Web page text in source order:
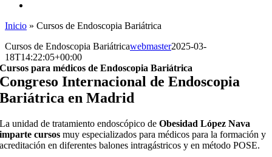
Inicio » Cursos de Endoscopia Bariátrica
Cursos de Endoscopia Bariátricawebmaster2025-03-
18T14:22:05+00:00
Cursos para médicos de Endoscopia Bariátrica
Congreso Internacional de Endoscopia
Bariátrica en Madrid
La unidad de tratamiento endoscópico deObesidad López Nava
imparte cursos muy especializados para médicos para la formación y
acreditación en diferentes balones intragástricos y en método POSE.